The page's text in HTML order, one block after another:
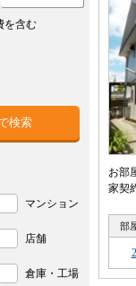
お部
家契
部
を含む
マンション
店舗
倉庫・工場